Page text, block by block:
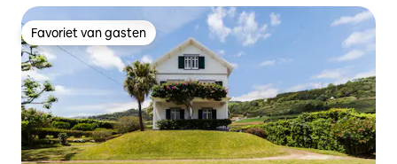
Favoriet van gasten
Favoriet van gasten